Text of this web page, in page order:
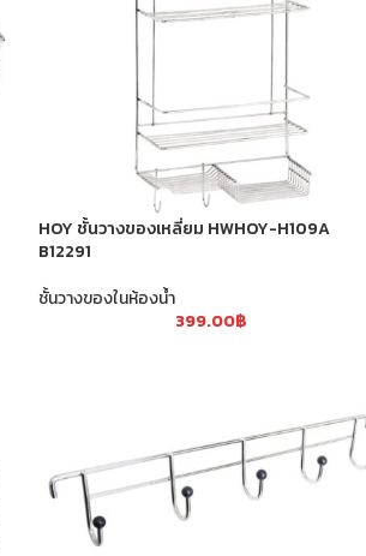
HOY ชั้นวางของเหลี่ยม HWHOY-H109A
B12291
ชั้นวางของในห้องน้ำ
399.00฿